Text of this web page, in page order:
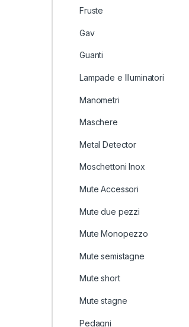
Fruste
Gav
Guanti
Lampade e Illuminatori
Manometri
Maschere
Metal Detector
Moschettoni Inox
Mute Accessori
Mute due pezzi
Mute Monopezzo
Mute semistagne
Mute short
Mute stagne
Pedagni